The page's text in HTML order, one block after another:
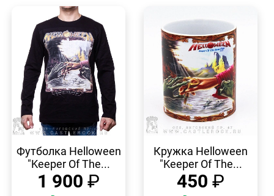
ПРОСМОТР
Футболка Helloween
"Keeper Of The...
1 900 ₽
ПРОСМОТР
Кружка Helloween
"Keeper Of The...
450 ₽